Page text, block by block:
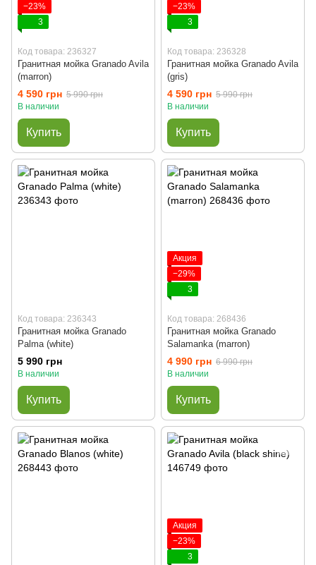
−23%
3
Код товара: 236327
Гранитная мойка Granado Avila
(marron)
4 590 грн 5 990 грн
В наличии
Купить
−23%
3
Код товара: 236328
Гранитная мойка Granado Avila
(gris)
4 590 грн 5 990 грн
В наличии
Купить
Код товара: 236343
Гранитная мойка Granado
Palma (white)
5 990 грн
В наличии
Купить
Акция
−29%
3
Код товара: 268436
Гранитная мойка Granado
Salamanka (marron)
4 990 грн 6 990 грн
В наличии
Купить
Акция
−23%
3